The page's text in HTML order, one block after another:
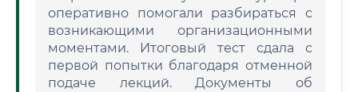
оперативно помогали разбираться с
возникающими организационными
моментами. Итоговый тест сдала с
первой попытки благодаря отменной
подаче лекций. Документы об